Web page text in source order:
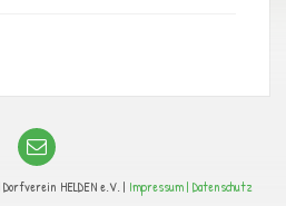
HELDEN e.V. | Impressum | Datenschutz